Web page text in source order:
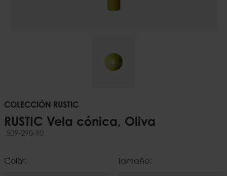
COLECCIÓN RUSTIC
RUSTIC Vela cónica, Oliva
509-290-90
Color: Tamaño: